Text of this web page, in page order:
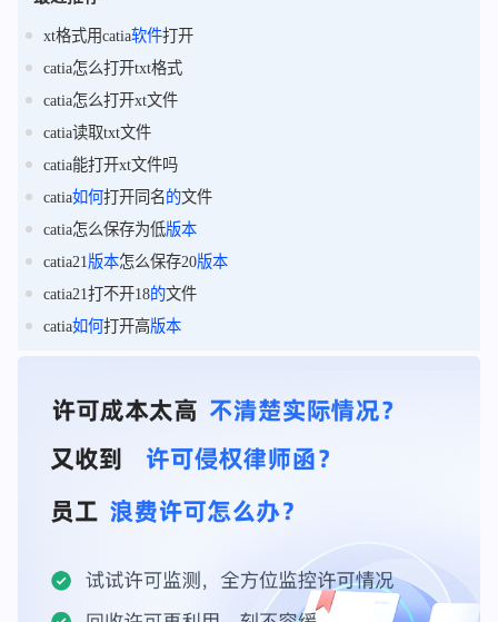
xt格式用catia软件打开
catia怎么打开txt格式
catia怎么打开xt文件
catia读取txt文件
catia能打开xt文件吗
catia如何打开同名的文件
catia怎么保存为低版本
catia21版本怎么保存20版本
catia21打不开18的文件
catia如何打开高版本